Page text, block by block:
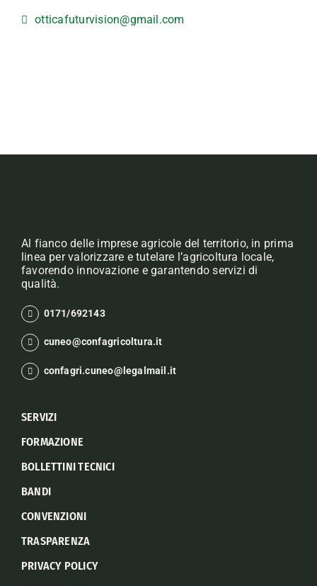
otticafuturvision@gmail.com
Al fianco delle imprese agricole del territorio, in prima
linea per valorizzare e tutelare l’agricoltura locale,
favorendo innovazione e garantendo servizi di
qualità.
0171/692143
cuneo@confagricoltura.it
confagri.cuneo@legalmail.it
SERVIZI
FORMAZIONE
BOLLETTINI TECNICI
BANDI
CONVENZIONI
TRASPARENZA
PRIVACY POLICY